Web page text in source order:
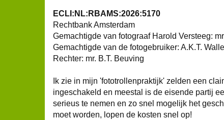
ECLI:NL:RBAMS:2026:5170
Rechtbank Amsterdam
Gemachtigde van fotograaf Harold Versteeg:
Gemachtigde van de fotogebruiker: A.K.T.
Rechter: mr. B.T. Beuving
Ik zie in mijn 'fototrollenpraktijk' zelden een
ingeschakeld en meestal is de eisende partij
serieus te nemen en zo snel mogelijk het
moet worden, lopen de kosten snel op!